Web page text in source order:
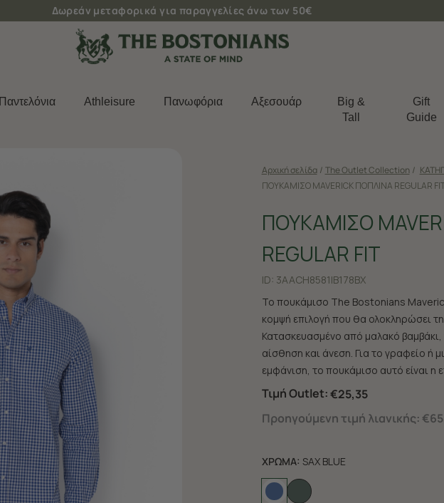
Δωρεάν μεταφορικά για παραγγελίες άνω των 50€
Παντελόνια Athleisure Πανωφόρια Aξεσουάρ
Big &
Tall
Gift
Guide
Αρχική σελίδα / The Outlet Collection /
ΠΟΥΚΑΜΙΣΟ MAVERICK ΠΟΠΛΙΝΑ REGULAR
ΠΟΥΚΑΜΙΣΟ
REGULAR FIT
ID: 3AACH8581|B178BX
Το πουκάμισο The Bostonians
κομψή επιλογή που θα ολοκληρώσει
Κατασκευασμένο από μαλακό
αίσθηση και άνεση. Για το γραφείο ή
εμφάνιση, το πουκάμισο αυτό είναι η
Τιμή Outlet:€25,35
Προηγούμενη τιμή λιανικής:
ΧΡΩΜΑ: SAX BLUE